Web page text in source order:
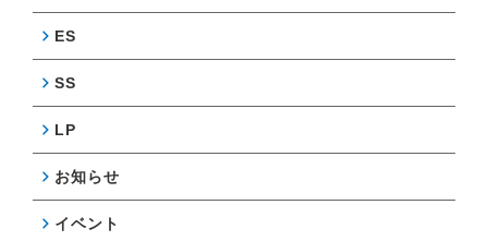
ES
SS
LP
お知らせ
イベント